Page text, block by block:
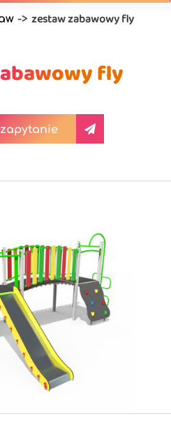
-> zestaw zabawowy fly
fly